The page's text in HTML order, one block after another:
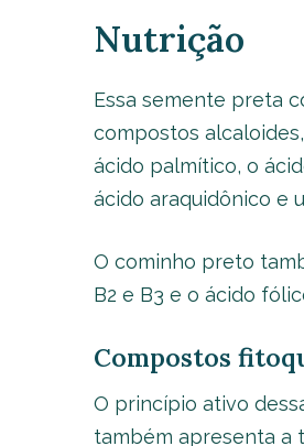
Nutrição
Essa semente preta
compostos
ácido palmítico, o
ácido araquidônico e
O cominho preto
B2 e B3 e o ácido
Compostos
O princípio ativo
também apresenta a